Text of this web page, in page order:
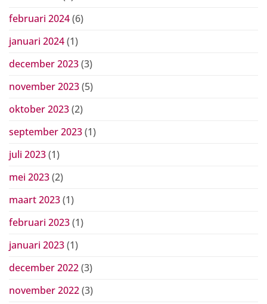
februari 2024(6)
januari 2024(1)
december 2023(3)
november 2023(5)
oktober 2023(2)
september 2023(1)
juli 2023(1)
mei 2023(2)
maart 2023(1)
februari 2023(1)
januari 2023(1)
december 2022(3)
november 2022(3)